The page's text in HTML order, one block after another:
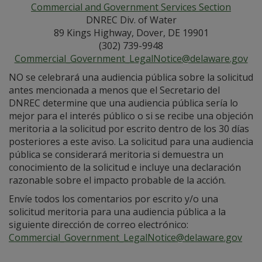
Commercial and Government Services Section
DNREC Div. of Water
89 Kings Highway, Dover, DE 19901
(302) 739-9948
Commercial_Government_LegalNotice@delaware.gov
NO se celebrará una audiencia pública sobre la solicitud
antes mencionada a menos que el Secretario del
DNREC determine que una audiencia pública sería lo
mejor para el interés público o si se recibe una objeción
meritoria a la solicitud por escrito dentro de los 30 días
posteriores a este aviso. La solicitud para una audiencia
pública se considerará meritoria si demuestra un
conocimiento de la solicitud e incluye una declaración
razonable sobre el impacto probable de la acción.
Envíe todos los comentarios por escrito y/o una
solicitud meritoria para una audiencia pública a la
siguiente dirección de correo electrónico:
Commercial_Government_LegalNotice@delaware.gov